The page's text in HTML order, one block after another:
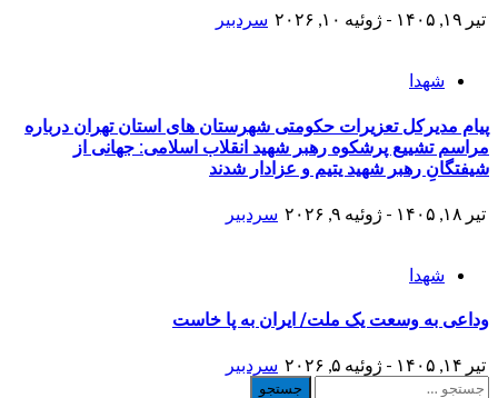
تیر ۱۹, ۱۴۰۵ - ژوئیه ۱۰, ۲۰۲۶ سردبیر
شهدا
پیام مدیرکل تعزیرات حکومتی شهرستان های استان تهران​ درباره
مراسم تشییع پرشکوه رهبر شهید انقلاب اسلامی: جهانی از
شیفتگانِ رهبر شهید یتیم و عزادار شدند
تیر ۱۸, ۱۴۰۵ - ژوئیه ۹, ۲۰۲۶ سردبیر
شهدا
وداعی به وسعت یک ملت/ ایران به پا خاست
تیر ۱۴, ۱۴۰۵ - ژوئیه ۵, ۲۰۲۶
سردبیر
جستجو